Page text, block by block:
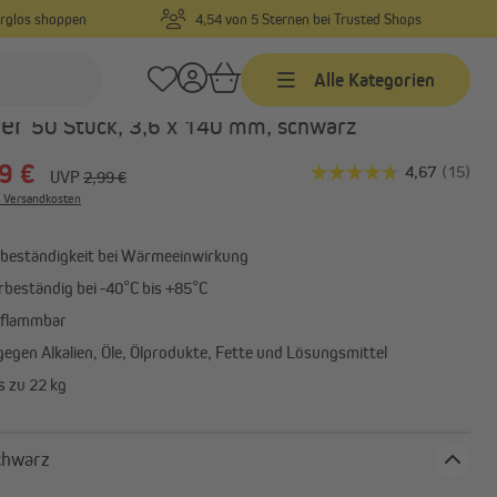
shoppen 4,54 von 5 Sternen bei Trusted Shops
Alle Kategorien
Zeitschaltuhren
Funkempfänger
Funk Zeitschaltuhren
Art.-Nr.: 10053114
50 Stück, 3,6 x 140 mm, schwarz
€ UVP 2,99 €
bei Wärmeeinwirkung
bei -40°C bis +85°C
Alkalien, Öle, Ölprodukte, Fette und Lösungsmittel
zu 22 kg
schwarz